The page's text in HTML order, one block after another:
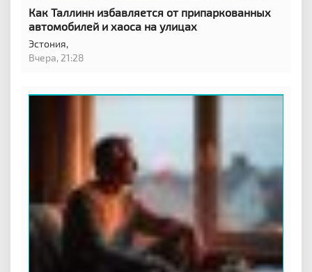
Как Таллинн избавляется от припаркованных
автомобилей и хаоса на улицах
Эстония,
Вчера, 21:28